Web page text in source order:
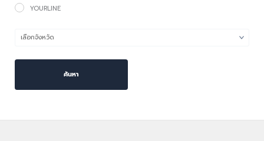
YOURLINE
ค้นหา